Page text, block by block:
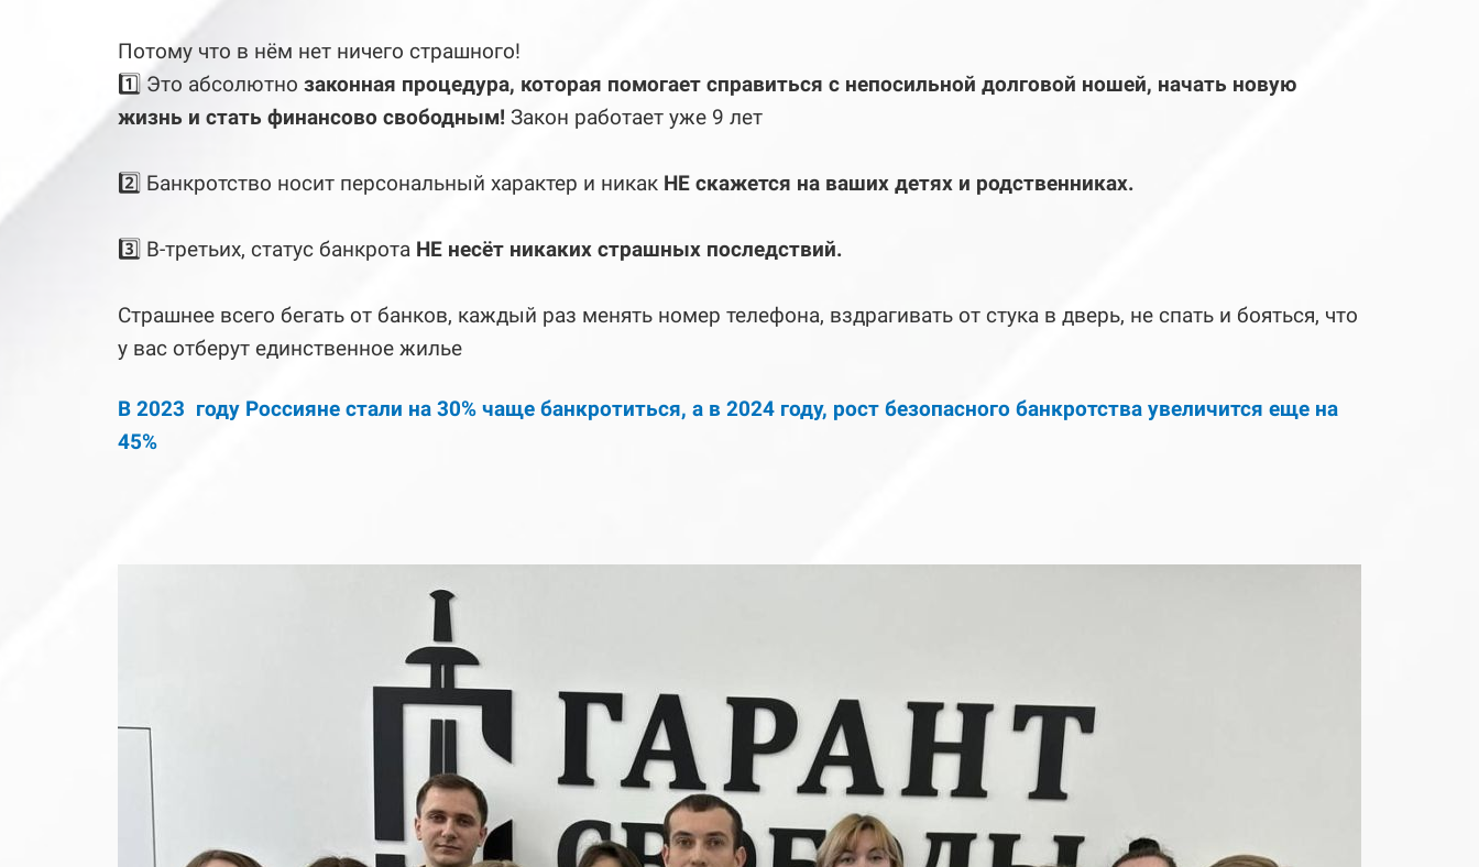
Потому что в нём нет ничего страшного!
1️⃣ Это абсолютно законная процедура, которая помогает справиться с непосильной долговой ношей, начать новую
жизнь и стать финансово свободным! Закон работает уже 9 лет
2️⃣ Банкротство носит персональный характер и никак НЕ скажется на ваших детях и родственниках.
3️⃣ В-третьих, статус банкрота НЕ несёт никаких страшных последствий.
Страшнее всего бегать от банков, каждый раз менять номер телефона, вздрагивать от стука в дверь, не спать и бояться, что
у вас отберут единственное жилье
В 2023 году Россияне стали на 30% чаще банкротиться, а в 2024 году, рост безопасного банкротства увеличится еще на
45%